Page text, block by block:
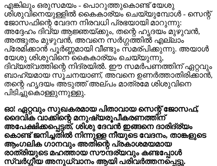
എങ്കിലും ഒരുസമയം - പൊറുത്തുകൊണ്ട് യേശു
ശിശുവിനെയുള്ളിൽ കൈകാര്യം ചെയ്യുമ്പോൾ - സെന്റ്
ജോസഫിന്റെ വേദന നിരവധി പ്രഭയായി മാറുന്നു:
അദ്ദേഹം ദിവ്യ ആജ്ഞയ്ക്കും, തന്റെ ഹൃദയം മുഴുവൻ,
അത്ഭുതം മുഴുവൻ, അവനെ സർഗ്ഗത്തിൽ എല്ലാം
പ്രേമിക്കാൻ പൂർണ്ണമായി വീണ്ടും സമര്പിക്കുന്നു. അയാൾ
യേശു ശിശുവിനെ കൈകാര്യം ചെയ്യുന്നു,
ദിവ്യത്വത്തിന്റെ നിദ്രയിൽ. ഈ സമർപണത്തിന് ഏറ്റവും
ബാഹ്യമായ സൂചനയാണ്, അവനെ ഉണർത്താതിരിക്കാൻ,
തന്റെ ഹൃദയം അടുത്ത് അല്പം മാത്രമേ ശിശുവിനെ
പിടിച്ചുകൊള്ളുന്നുള്ളു.
ഓ! ഏറ്റവും സുഖകരമായ പിതാവായ സെന്റ് ജോസഫ്,
ദൈവിക വാക്കിന്റെ മനുഷ്യരൂപീകരണത്തിന്
അപേക്ഷിക്കപ്പെട്ടത്, ശിശു ദേവൻ ഇങ്ങനെ ദാരിദ്ര്യം
കൊണ്ട് ജനിച്ചതിൽ നിന്നുള്ള നീയുടെ വേദനം, താങ്കളുടെ
ആംഗലിക ഗാനവും അതിന്റെ പ്രകാശമയമായ
രാത്രിയുടെ മഹത്തായ സൗന്ദര്യവും കണ്ടപ്പോൾ
സ്വർഗ്ഗീയ അനുധ്വാനം ആയി പരിവർത്തനപ്പെട്ടു.